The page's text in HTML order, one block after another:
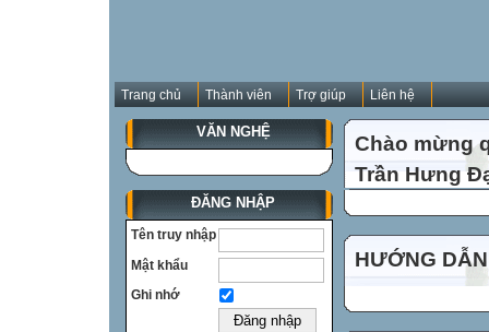
Trang chủ Thành viên Trợ giúp Liên hệ
VĂN NGHỆ
ĐĂNG NHẬP
Tên truy nhập
Mật khẩu
Ghi nhớ
Chào mừng
Trần Hưng
HƯỚNG